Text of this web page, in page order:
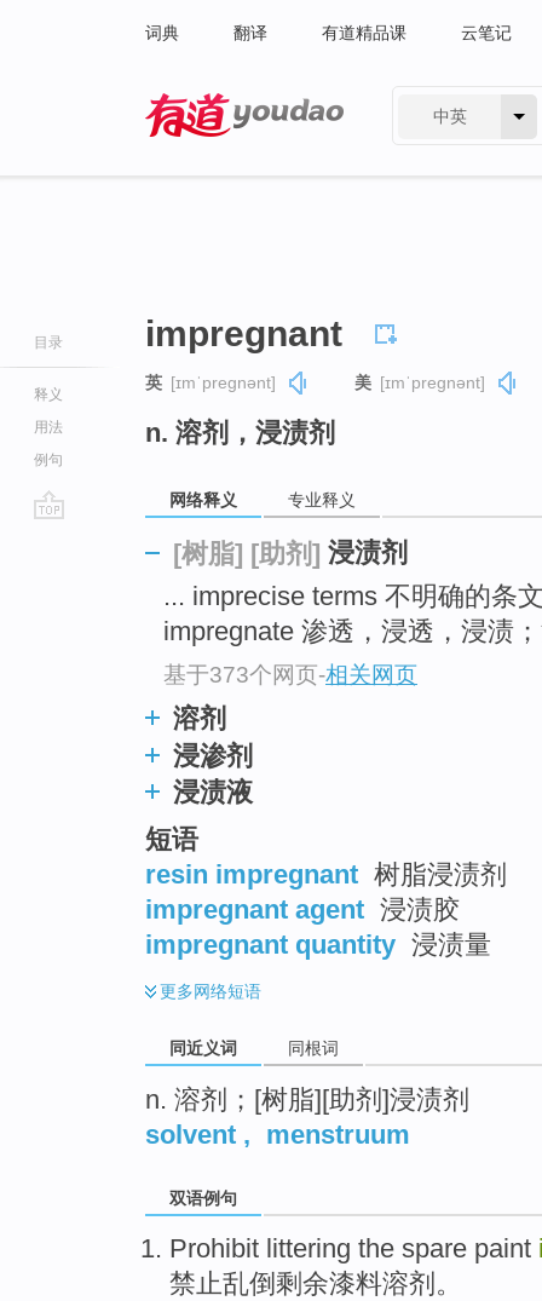
词典 翻译 有道精品课 云笔记
中英
目录
释义
用法
例句
impregnant
英 [ɪmˈpreɡnənt] 美 [ɪmˈpreɡnənt]
n. 溶剂，浸渍剂
网络释义 专业释义
[树脂] [助剂] 浸渍剂
... imprecise terms 不明确的条
impregnate 渗透，浸透，浸渍
基于373个网页-相关网页
溶剂
浸渗剂
浸渍液
短语
resin impregnant 树脂浸渍剂
impregnant agent 浸渍胶
impregnant quantity 浸渍量
更多网络短语
同近义词 同根词
n. 溶剂；[树脂][助剂]浸渍剂
solvent , menstruum
双语例句
Prohibit littering the spare paint
禁止乱倒剩余漆料溶剂 。